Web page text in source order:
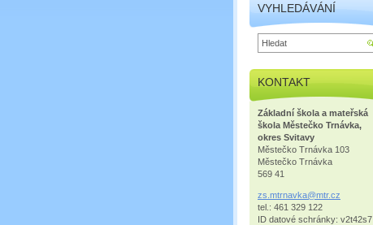
VYHLEDÁVÁNÍ
KONTAKT
Základní škola a mateřská
škola Městečko Trnávka,
okres Svitavy
Městečko Trnávka 103
Městečko Trnávka
569 41
zs.mtrnavka@mtr.cz
tel.: 461 329 122
ID datové schránky: v2t42s7